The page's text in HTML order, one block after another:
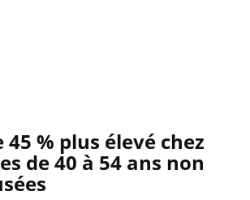
45 % plus élevé chez
de 40 à 54 ans non